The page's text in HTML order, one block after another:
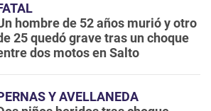
hombre de 52 años murió y otro
25 quedó grave tras un choque
dos motos en Salto
Y AVELLANEDA